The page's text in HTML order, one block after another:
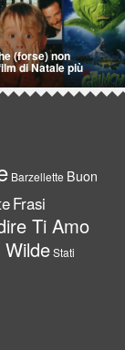
(forse) non
di Natale più
Barzellette Buon
Frasi
Ti Amo
Stati